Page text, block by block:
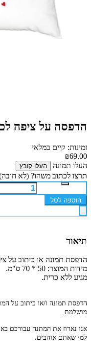
הדפסה על ציפה
זמינות: קיים במלאי
₪69.00
העלו תמונה
העלו קובץ
תרצו לכתוב משהו? (לא
הוספה לסל
תיאור
הדפסת תמונה או כיתוב על
מידות המוצר: 50 * 70 ס"מ.
מגיע ללא כרית.
הדפסת תמונה ו/או כיתוב על
מושלמת.
אנו נארוז את המתנה עבורכם
למי שאתם אוהבים.